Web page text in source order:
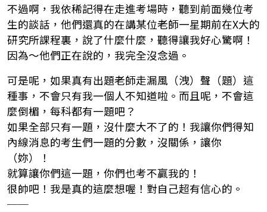
不過啊，我依稀記得在走進考場時，聽到前面幾位考
生的談話，他們還真的在講某位老師一星期前在X大的
研究所課程裏，說了什麼什麼，聽得讓我好心驚啊！
因為～他們正在說的，我完全沒念過。
可是呢，如果真有出題老師走漏風（洩）聲（題）這
種事，不會只有我一個人不知道啦。而且呢，不會這
麼倒楣，每科都有一題吧？
如果全部只有一題，沒什麼大不了的！我讓你們得知
內線消息的考生們一題的分數，沒關係，讓你
（妳）！
就算讓你們這一題，你們也考不贏我的！
很帥吧！我是真的這麼想喔！對自己超有信心的。
──